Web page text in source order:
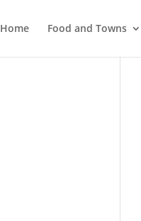
Home Food and Towns